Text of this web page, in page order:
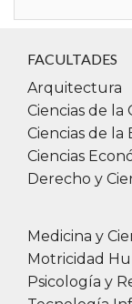
• Integrar
trabajo en
FACULTADES
Arquitectura
Ciencias de la
Ciencias de
Ciencias
Derecho y
Medicina y
Motricidad
Psicología y